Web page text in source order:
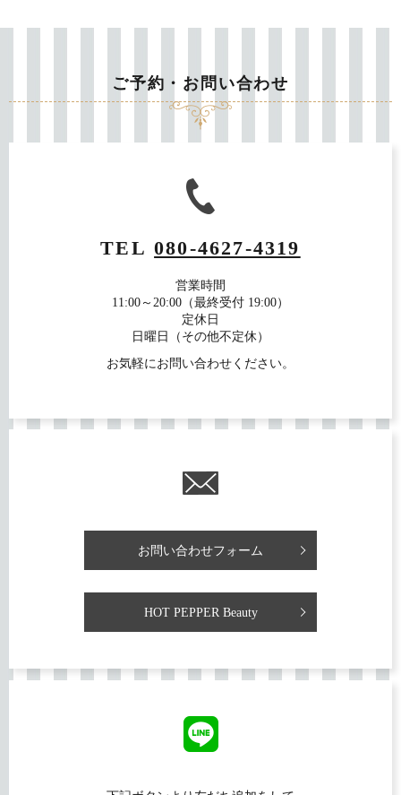
ご予約・お問い合わせ
TEL080-4627-4319
営業時間
11:00～20:00（最終受付 19:00）
定休日
日曜日（その他不定休）
お気軽にお問い合わせください。
お問い合わせフォーム
HOT PEPPER Beauty